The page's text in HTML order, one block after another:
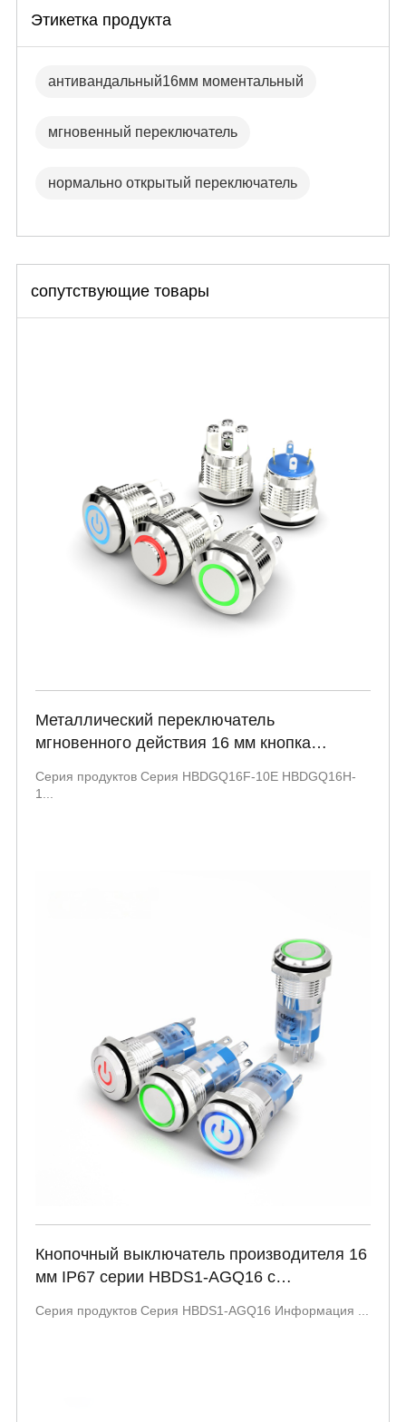
Этикетка продукта
антивандальный16мм моментальный
мгновенный переключатель
нормально открытый переключатель
сопутствующие товары
Металлический переключатель
мгновенного действия 16 мм кнопка
подсветкой Серия HBDGQ16F-10
Серия продуктов Серия HBDGQ16F-10E HBDGQ16H-
1...
Кнопочный выключатель производителя 16
мм IP67 серии HBDS1-AGQ16 с
Серия продуктов Серия HBDS1-AGQ16 Информация ...